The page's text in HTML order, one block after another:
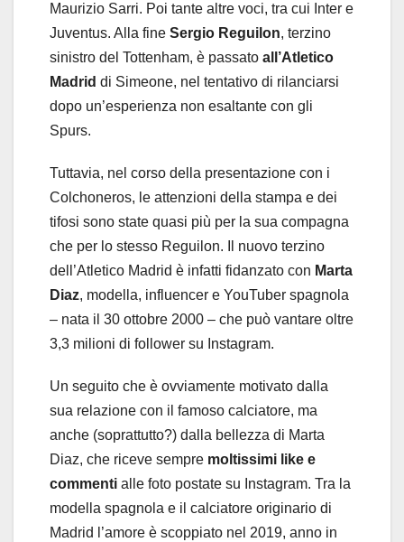
Maurizio Sarri. Poi tante altre voci, tra cui Inter e
Juventus. Alla fine Sergio Reguilon, terzino
sinistro del Tottenham, è passato all’Atletico
Madrid di Simeone, nel tentativo di rilanciarsi
dopo un’esperienza non esaltante con gli
Spurs.
Tuttavia, nel corso della presentazione con i
Colchoneros, le attenzioni della stampa e dei
tifosi sono state quasi più per la sua compagna
che per lo stesso Reguilon. Il nuovo terzino
dell’Atletico Madrid è infatti fidanzato con Marta
Diaz, modella, influencer e YouTuber spagnola
– nata il 30 ottobre 2000 – che può vantare oltre
3,3 milioni di follower su Instagram.
Un seguito che è ovviamente motivato dalla
sua relazione con il famoso calciatore, ma
anche (soprattutto?) dalla bellezza di Marta
Diaz, che riceve sempre moltissimi like e
commenti alle foto postate su Instagram. Tra la
modella spagnola e il calciatore originario di
Madrid l’amore è scoppiato nel 2019, anno in